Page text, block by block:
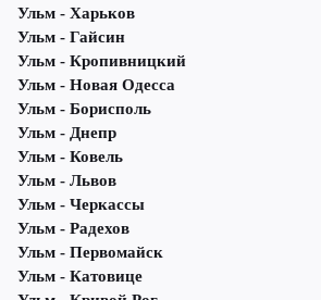
Ульм - Харьков
Ульм - Гайсин
Ульм - Кропивницкий
Ульм - Новая Одесса
Ульм - Борисполь
Ульм - Днепр
Ульм - Ковель
Ульм - Львов
Ульм - Черкассы
Ульм - Радехов
Ульм - Первомайск
Ульм - Катовице